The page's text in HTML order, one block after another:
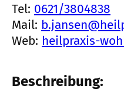
Tel: 0621/3804838
Mail:
Web: heilpraxis-
Beschreibung: